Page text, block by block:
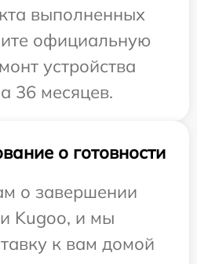
выполненных
официальную
устройства
36 месяцев.
о готовности
о завершении
Kugoo, и мы
к вам домой